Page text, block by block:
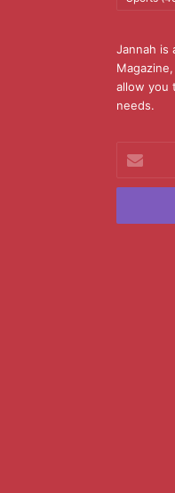
Jannah is
allow you
needs.
your
Email